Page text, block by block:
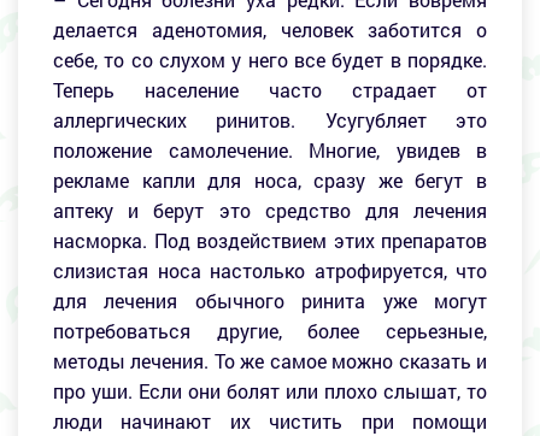
делается аденотомия, человек заботится о
себе, то со слухом у него все будет в порядке.
Теперь население часто страдает от
аллергических ринитов. Усугубляет это
положение самолечение. Многие, увидев в
рекламе капли для носа, сразу же бегут в
аптеку и берут это средство для лечения
насморка. Под воздействием этих препаратов
слизистая носа настолько атрофируется, что
для лечения обычного ринита уже могут
потребоваться другие, более серьезные,
методы лечения. То же самое можно сказать и
про уши. Если они болят или плохо слышат, то
люди начинают их чистить при помощи